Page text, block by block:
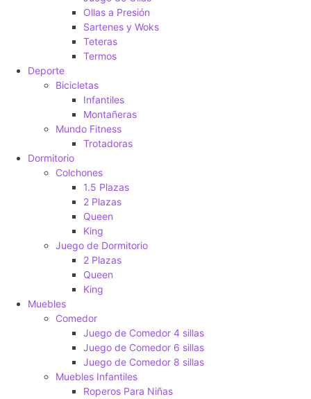
Ollas a Presión
Sartenes y Woks
Teteras
Termos
Deporte
Bicicletas
Infantiles
Montañeras
Mundo Fitness
Trotadoras
Dormitorio
Colchones
1.5 Plazas
2 Plazas
Queen
King
Juego de Dormitorio
2 Plazas
Queen
King
Muebles
Comedor
Juego de Comedor 4 sillas
Juego de Comedor 6 sillas
Juego de Comedor 8 sillas
Muebles Infantiles
Roperos Para Niñas